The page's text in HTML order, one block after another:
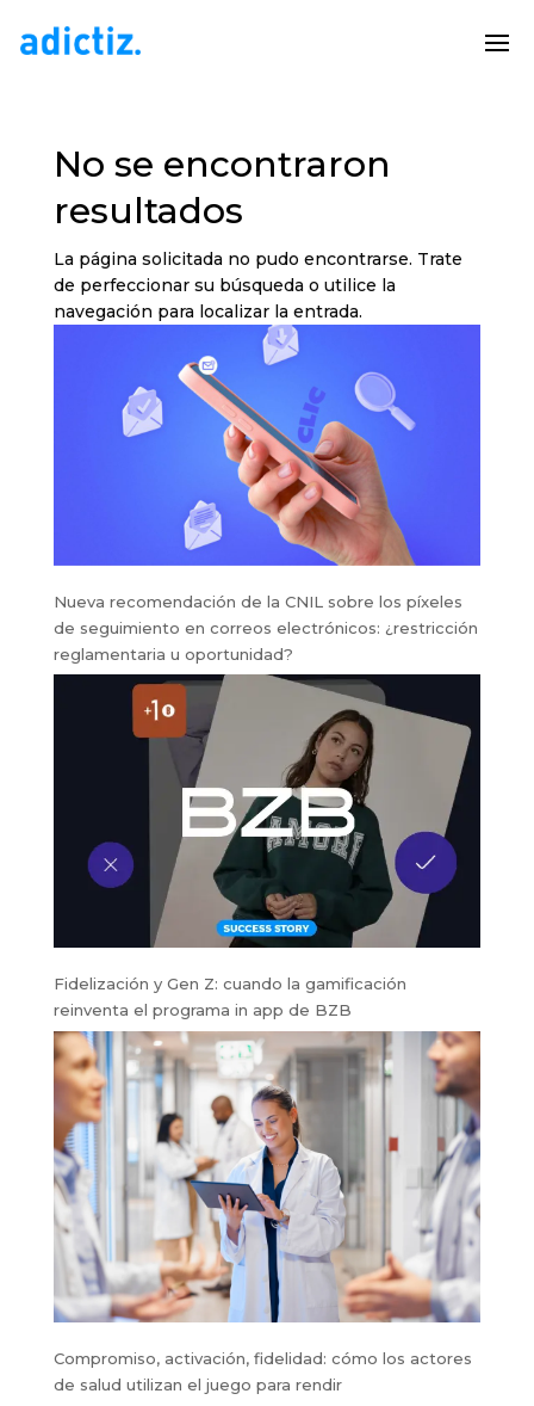
No se encontraron
resultados
La página solicitada no pudo encontrarse. Trate
de perfeccionar su búsqueda o utilice la
navegación para localizar la entrada.
Nueva recomendación de la CNIL sobre los píxeles
de seguimiento en correos electrónicos: ¿restricción
reglamentaria u oportunidad?
Fidelización y Gen Z: cuando la gamificación
reinventa el programa in app de BZB
Compromiso, activación, fidelidad: cómo los actores
de salud utilizan el juego para rendir